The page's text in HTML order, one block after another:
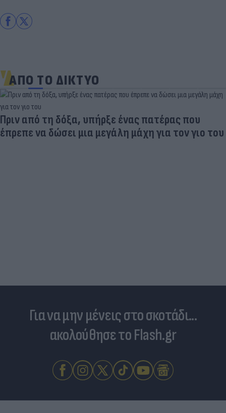
ΑΠΟ ΤΟ ΔΙΚΤΥΟ
Πριν από τη δόξα, υπήρξε ένας πατέρας που
έπρεπε να δώσει μια μεγάλη μάχη για τον γιο του
Για να μην μένεις στο σκοτάδι...
ακολούθησε το Flash.gr